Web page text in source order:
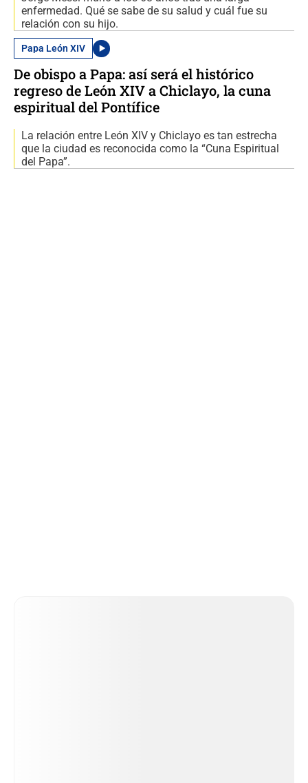
enfermedad. Qué se sabe de su salud y cuál fue su
relación con su hijo.
Papa León XIV
De obispo a Papa: así será el histórico
regreso de León XIV a Chiclayo, la cuna
espiritual del Pontífice
La relación entre León XIV y Chiclayo es tan estrecha
que la ciudad es reconocida como la “Cuna Espiritual
del Papa”.